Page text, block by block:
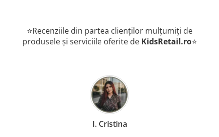
⭐Recenziile din partea clienților mulțumiți de
produsele și serviciile oferite de KidsRetail.ro⭐
I. Cristina